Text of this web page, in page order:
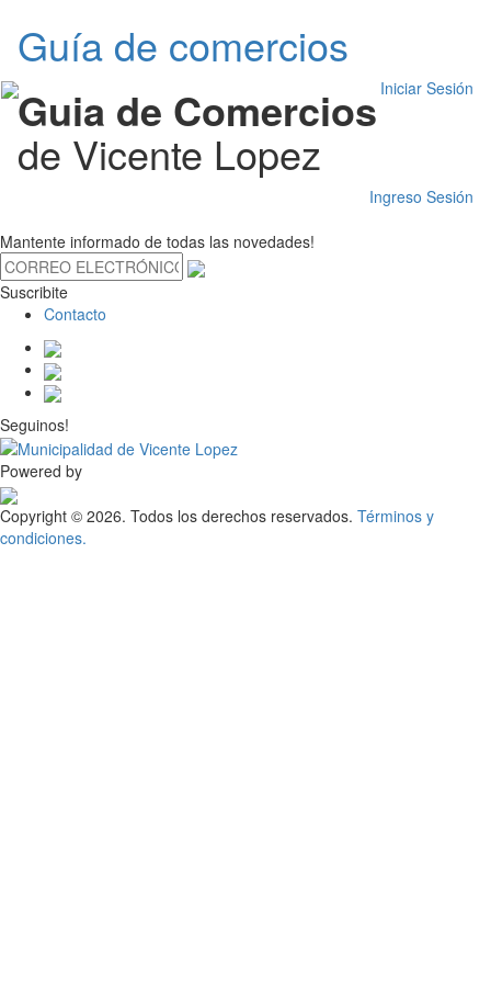
Guía de comercios
Iniciar Sesión
Guia de Comercios
de Vicente Lopez
Ingreso Sesión
Mantente informado de todas las novedades!
Suscribite
Contacto
Seguinos!
Powered by
Copyright © 2026. Todos los derechos reservados. Términos y
condiciones.